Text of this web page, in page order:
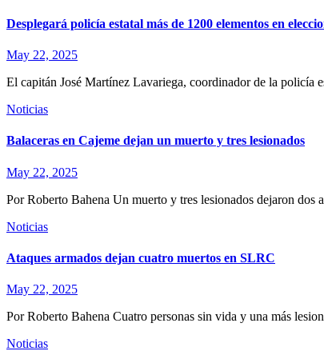
Desplegará policía estatal más de 1200 elementos en
May 22, 2025
El capitán José Martínez Lavariega, coordinador de la policía
Noticias
Balaceras en Cajeme dejan un muerto y tres lesionados
May 22, 2025
Por Roberto Bahena Un muerto y tres lesionados dejaron
Noticias
Ataques armados dejan cuatro muertos en SLRC
May 22, 2025
Por Roberto Bahena Cuatro personas sin vida y una más
Noticias